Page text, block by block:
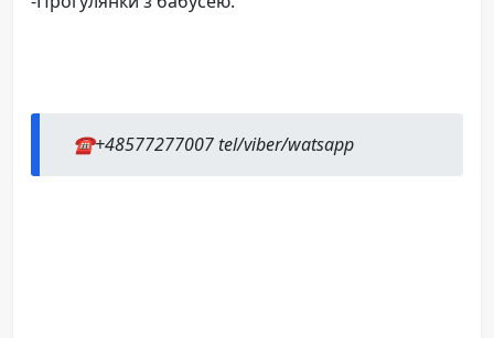
☎️+48577277007 tel/viber/watsapp